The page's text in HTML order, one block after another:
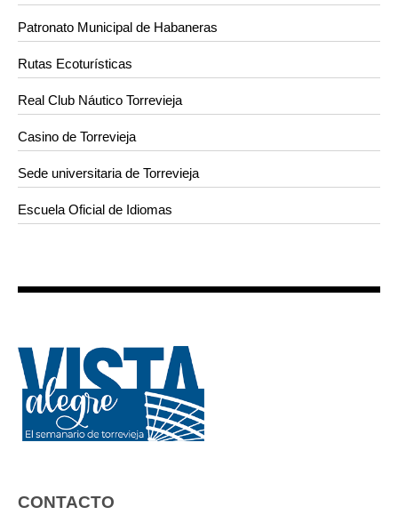
Patronato Municipal de Habaneras
Rutas Ecoturísticas
Real Club Náutico Torrevieja
Casino de Torrevieja
Sede universitaria de Torrevieja
Escuela Oficial de Idiomas
CONTACTO